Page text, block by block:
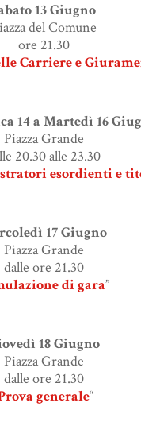
13 Giugno
del Comune
ore 21.30
Carriere e
14 a Martedì 16
Piazza Grande
20.30 alle 23.30
esordienti e
17 Giugno
Piazza Grande
dalle ore 21.30
di gara”
18 Giugno
Piazza Grande
dalle ore 21.30
generale“